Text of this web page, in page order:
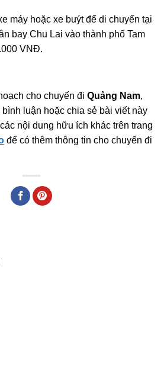
máy hoặc xe buýt để di chuyển tại
bay Chu Lai vào thành phố Tam
VNĐ.
cho chuyến đi Quảng Nam,
luận hoặc chia sẻ bài viết này
nội dung hữu ích khác trên trang
để có thêm thông tin cho chuyến đi